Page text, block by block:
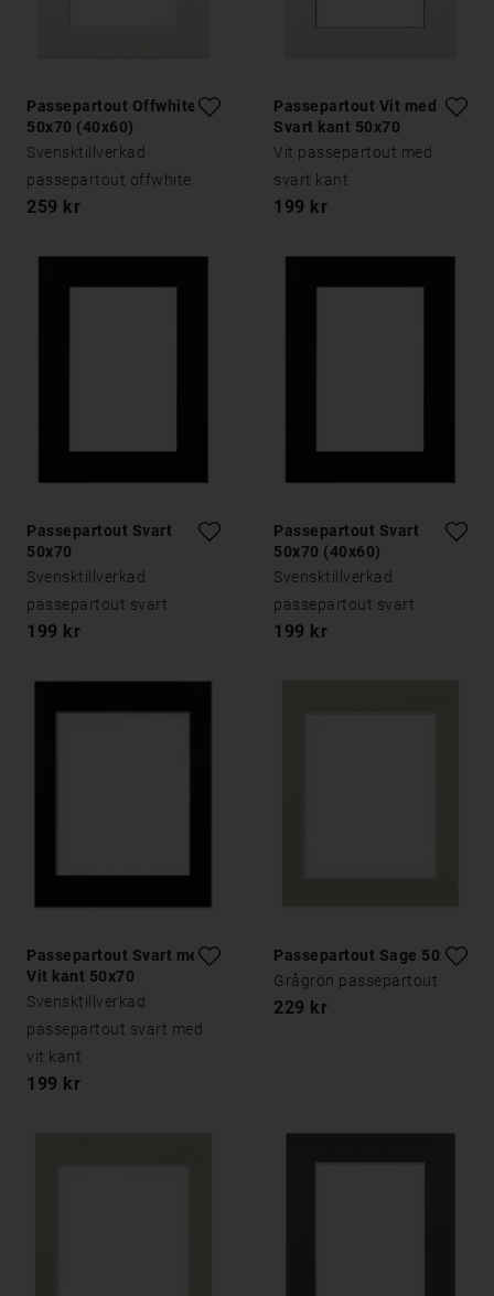
Passepartout Offwhite
50x70 (40x60)
Svensktillverkad
passepartout offwhite
259 kr
Passepartout Vit med
Svart kant 50x70
Vit passepartout med
svart kant
199 kr
Passepartout Svart
50x70
Svensktillverkad
passepartout svart
199 kr
Passepartout Svart
50x70 (40x60)
Svensktillverkad
passepartout svart
199 kr
Passepartout Svart med
Vit kant 50x70
Svensktillverkad
passepartout svart med
vit kant
199 kr
Passepartout Sage 50x70
Grågrön passepartout
229 kr